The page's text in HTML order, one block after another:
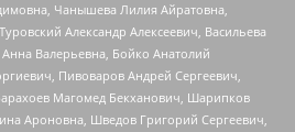
Чанышева Лилия Айратовна,
Александр Алексеевич, Васильева
Валерьевна, Бойко Анатолий
Пивоваров Андрей Сергеевич,
Магомед Бекханович, Шарипков
Ароновна, Шведов Григорий Сергеевич,